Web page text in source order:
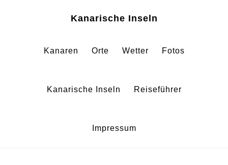
Kanarische Inseln
Kanaren Orte Wetter Fotos
Kanarische Inseln Reiseführer
Impressum